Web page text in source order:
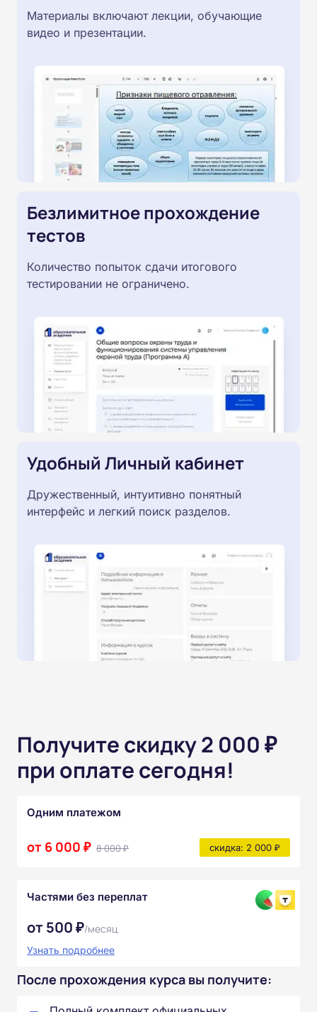
Материалы включают лекции, обучающие
видео и презентации.
Безлимитное прохождение
тестов
Количество попыток сдачи итогового
тестировании не ограничено.
Удобный Личный кабинет
Дружественный, интуитивно понятный
интерфейс и легкий поиск разделов.
Получите скидку 2 000 ₽
при оплате сегодня!
Одним платежом
от 6 000 ₽ 8 000 ₽ скидка: 2 000 ₽
Частями без переплат
от 500 ₽/месяц
Узнать подробнее
После прохождения курса вы получите: